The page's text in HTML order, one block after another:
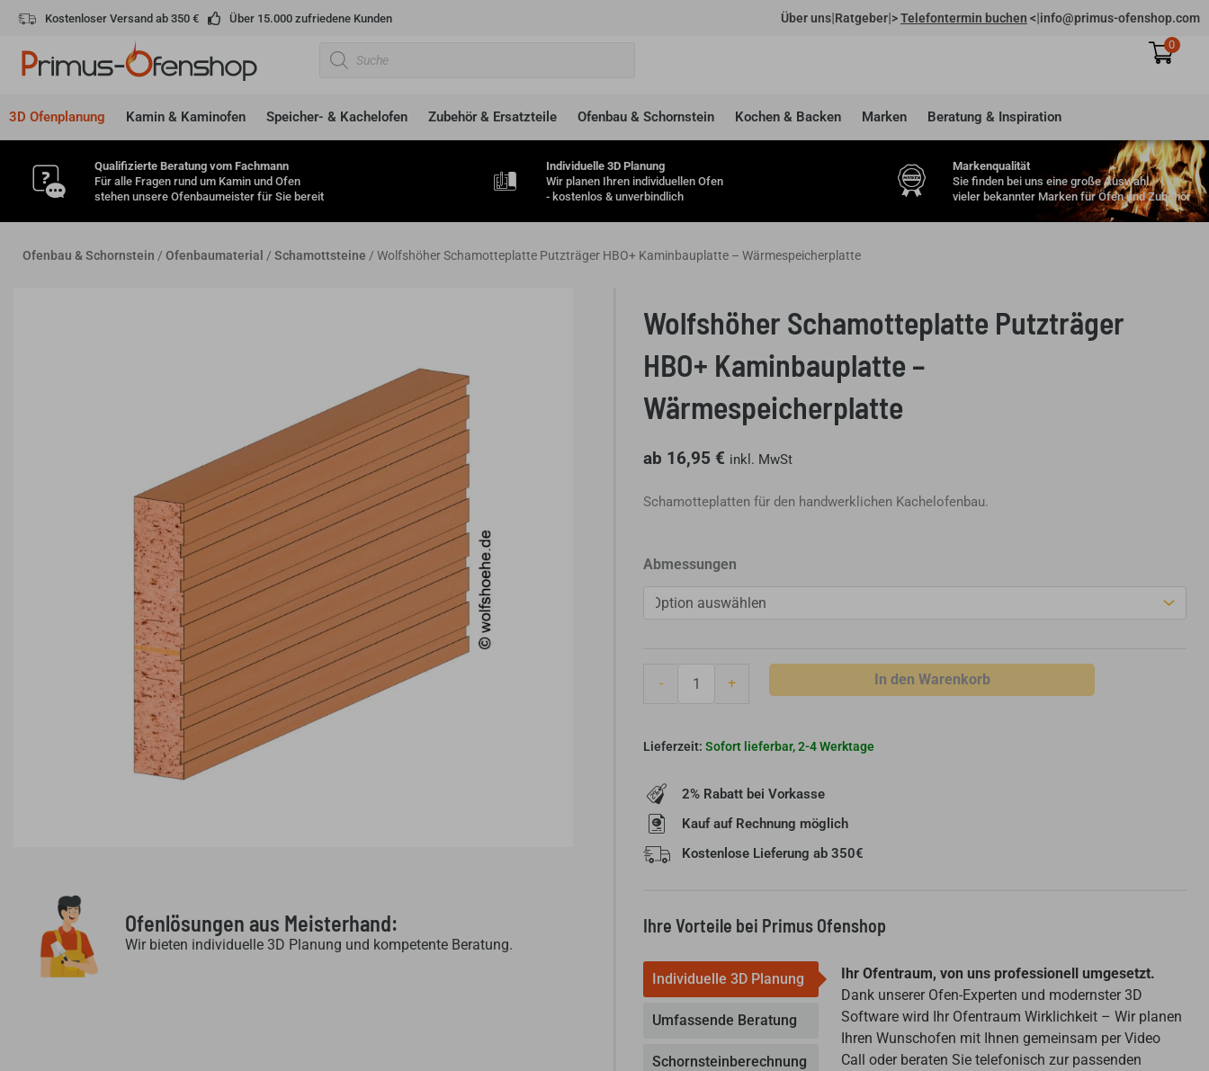
Zum
springen
Kostenloser Versand ab 350 € Über 15.000 zufriedene Kunden Über uns|Ratgeber|>Telefontermin buchen <|info@primus-ofenshop.com
Products
search
0
3D Ofenplanung Kamin & Kaminofen Speicher- & Kachelofen Zubehör & Ersatzteile Ofenbau & Schornstein Kochen & Backen Marken Beratung & Inspiration
Qualifizierte Beratung vom Fachmann
Für alle Fragen rund um Kamin und Ofen
stehen unsere Ofenbaumeister für Sie bereit
Individuelle 3D Planung
Wir planen Ihren individuellen Ofen
- kostenlos & unverbindlich
Markenqualität
Sie finden bei uns eine große Auswahl
vieler bekannter Marken für Öfen und Zubehör
Ofenbau & Schornstein / Ofenbaumaterial / Schamottsteine / Wolfshöher Schamotteplatte Putzträger HBO+ Kaminbauplatte – Wärmespeicherplatte
Ofenlösungen aus Meisterhand:
Wir bieten individuelle 3D Planung und kompetente Beratung.
Wolfshöher Schamotteplatte Putzträger
HBO+ Kaminbauplatte –
Wärmespeicherplatte
ab 16,95 € inkl. MwSt
Schamotteplatten für den handwerklichen Kachelofenbau.
Abmessungen
-
Wolfshöher
Putzträger
HBO+
Wärmespeicherplatte
+ In den Warenkorb
Sofort lieferbar, 2-4 Werktage
2% Rabatt bei Vorkasse
Kauf auf Rechnung möglich
Kostenlose Lieferung ab 350€
Ihre Vorteile bei Primus Ofenshop
Individuelle 3D Planung
Umfassende Beratung
Schornsteinberechnung
Ihr Ofentraum, von uns professionell umgesetzt.
Dank unserer Ofen-Experten und modernster 3D
Software wird Ihr Ofentraum Wirklichkeit – Wir planen
Ihren Wunschofen mit Ihnen gemeinsam per Video
Call oder beraten Sie telefonisch zur passenden